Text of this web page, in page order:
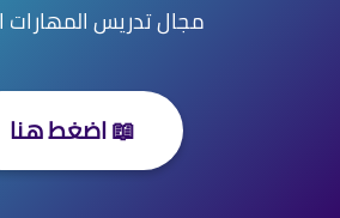
مجال تدريس المهارات
📖 اضغط هنا